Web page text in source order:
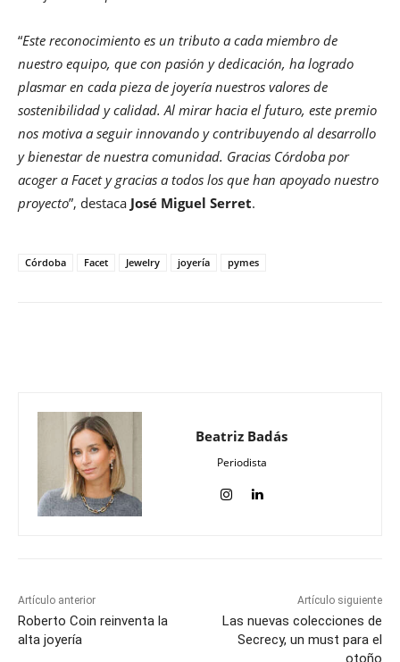
“Este reconocimiento es un tributo a cada miembro de
nuestro equipo, que con pasión y dedicación, ha logrado
plasmar en cada pieza de joyería nuestros valores de
sostenibilidad y calidad. Al mirar hacia el futuro, este premio
nos motiva a seguir innovando y contribuyendo al desarrollo
y bienestar de nuestra comunidad. Gracias Córdoba por
acoger a Facet y gracias a todos los que han apoyado nuestro
proyecto”, destaca José Miguel Serret.
Córdoba Facet Jewelry joyería pymes
Beatriz Badás
Periodista
Artículo anterior
Roberto Coin reinventa la
alta joyería
Artículo siguiente
Las nuevas colecciones de
Secrecy, un must para el
otoño